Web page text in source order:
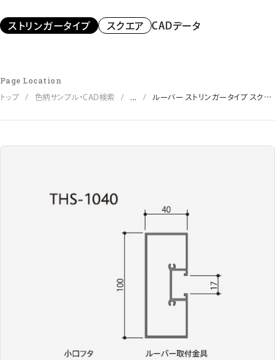
ストリンガータイプ スクエア CADデータ
Page Location
トップ 色柄サンプル・CAD検索
ルーバー ストリンガータイプ スクエ